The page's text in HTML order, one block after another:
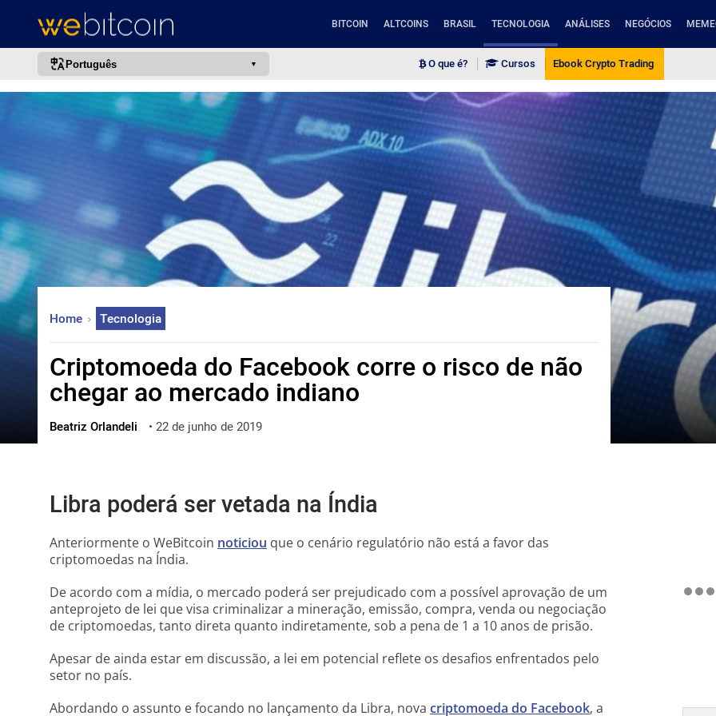
BITCOIN ALTCOINS BRASIL TECNOLOGIA ANÁLISES NEGÓCIOS
Português
português (BR)
english
deutsch
日本語
中文
한국어
العربية
ไทย
ქართული
O que é? Cursos Ebook Crypto Trading
Home Tecnologia
Criptomoeda do Facebook corre o risco de não
chegar ao mercado indiano
Beatriz Orlandeli • 22 de junho de 2019
Libra poderá ser vetada na Índia
Anteriormente o WeBitcoin noticiou que o cenário regulatório não está a favor das
criptomoedas na Índia.
De acordo com a mídia, o mercado poderá ser prejudicado com a possível aprovação de um
anteprojeto de lei que visa criminalizar a mineração, emissão, compra, venda ou negociação
de criptomoedas, tanto direta quanto indiretamente, sob a pena de 1 a 10 anos de prisão.
Apesar de ainda estar em discussão, a lei em potencial reflete os desafios enfrentados pelo
setor no país.
Abordando o assunto e focando no lançamento da Libra, nova criptomoeda do Facebook, a